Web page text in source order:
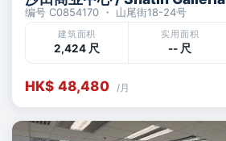
编号 C0854170 ・ 山尾街18-24号
建筑面积
2,424 尺
实用面积
-- 尺
HK$ 48,480 /月